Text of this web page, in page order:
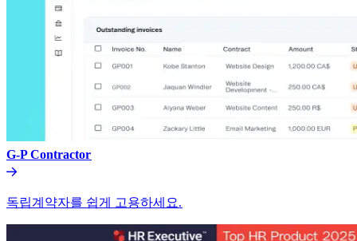
G-P Contractor​​
독립계약자를 쉽게 고용하세요.​​